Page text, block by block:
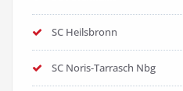
SC Heilsbronn
SC Noris-Tarrasch Nbg